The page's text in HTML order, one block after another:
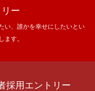
ー
い、誰かを幸せにしたいとい
ます。
採用エントリー